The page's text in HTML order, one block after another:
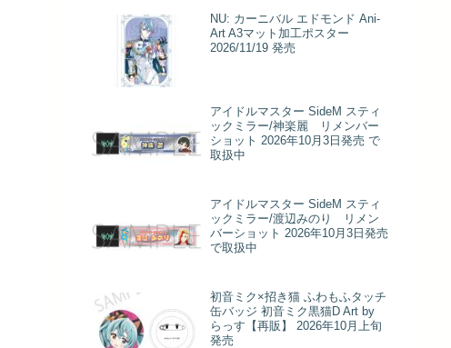
NU: カーニバル エドモンド Ani-
Art A3マット加工ポスター
2026/11/19 発売
アイドルマスター SideM スティ
ックミラー/神楽麗 リメンバー
ショット 2026年10月3日発売 で
取扱中
アイドルマスター SideM スティ
ックミラー/渡辺みのり リメン
バーショット 2026年10月3日発売
で取扱中
初音ミク×招き猫 ふわもふタッチ
缶バッジ 初音ミク黒猫D Art by
らっす【再販】 2026年10月上旬
発売